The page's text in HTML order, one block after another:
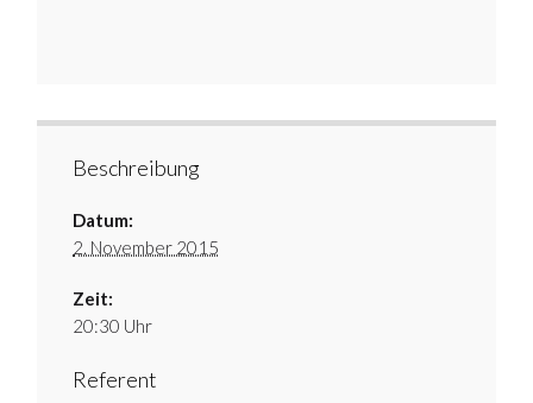
Beschreibung
Datum:
2. November 2015
Zeit:
20:30 Uhr
Referent